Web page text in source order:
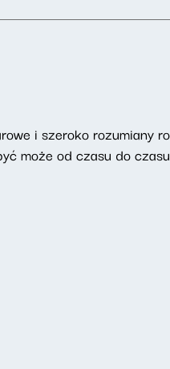
i szeroko rozumiany
może od czasu do